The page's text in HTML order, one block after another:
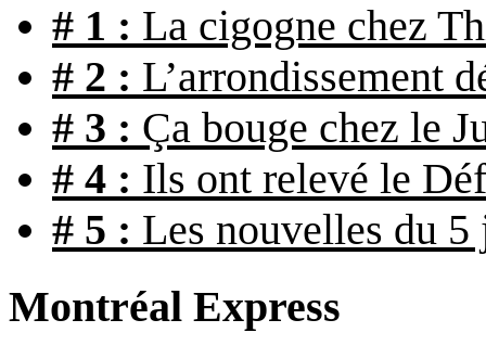
# 1 : La cigogne chez
# 2 : L’arrondissement
# 3 : Ça bouge chez le
# 4 : Ils ont relevé le
# 5 : Les nouvelles du
Montréal Express